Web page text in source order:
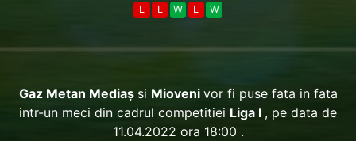
L L W L W
Gaz Metan Mediaş si Mioveni vor fi puse fata in fata
intr-un meci din cadrul competitiei Liga I , pe data de
11.04.2022 ora 18:00 .